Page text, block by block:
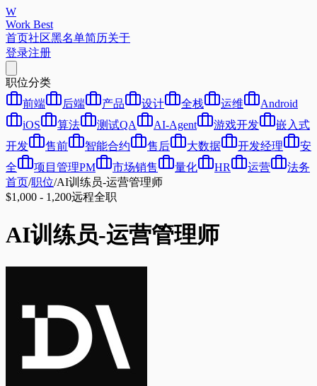
W
Work Best
首页社区黑名单简历关于
登录注册
职位分类
前端
后端 产品 设计 全栈 运维
Android
iOS
算法 测试QA AI-Agent 游戏开发
嵌入式
开发
售前 智能合约 售后 大数据 开发经理
安
全
项目管理PM 市场销售 量化 HR 运营
法务
首页/职位/AI训练员-运营管理师
$1,000 - 1,200远程全职
AI训练员-运营管理师